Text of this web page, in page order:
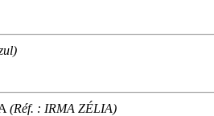
(Réf. : IRMA ZÉLIA)